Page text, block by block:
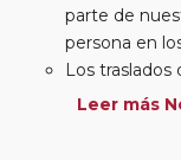
parte de
persona en
Los traslados
estarán
Leer más